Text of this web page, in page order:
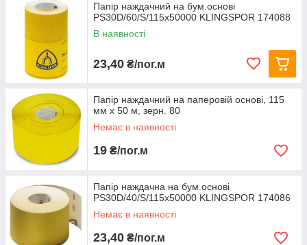
Папір наждачний на бум.основі
PS30D/60/S/115x50000 KLINGSPOR 174088
В наявності
23,40 ₴/пог.м
Папір наждачний на паперовій основі, 115
мм х 50 м, зерн. 80
Немає в наявності
19 ₴/пог.м
Папір наждачна на бум.основі
PS30D/40/S/115x50000 KLINGSPOR 174086
Немає в наявності
23,40 ₴/пог.м